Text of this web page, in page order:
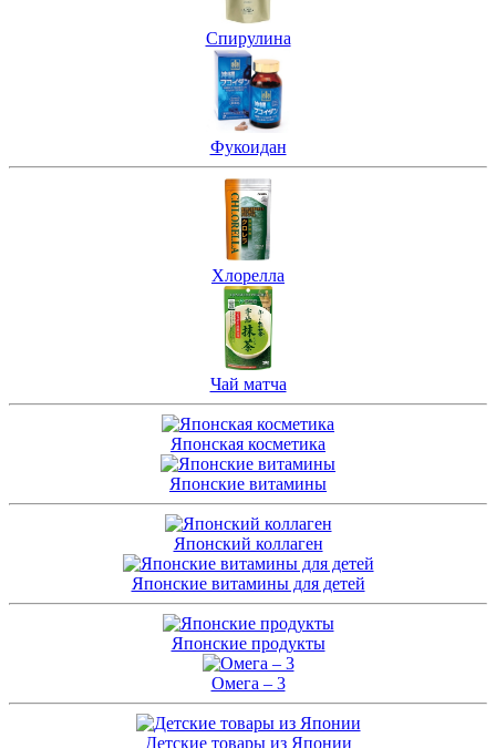
Спирулина
Фукоидан
Хлорелла
Чай матча
Японская косметика
Японские витамины
Японский коллаген
Японские витамины для детей
Японские продукты
Омега – 3
Детские товары из Японии